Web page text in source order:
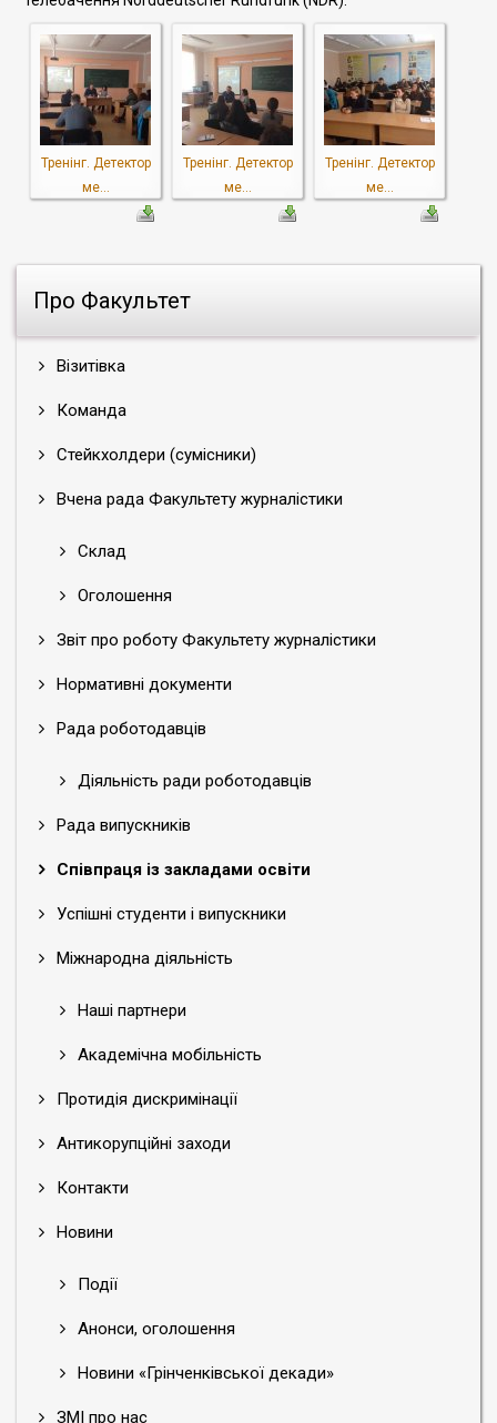
Про Факультет
Візитівка
Команда
Стейкхолдери (сумісники)
Вчена рада Факультету журналістики
Склад
Оголошення
Звіт про роботу Факультету журналістики
Нормативні документи
Рада роботодавців
Діяльність ради роботодавців
Рада випускників
Співпраця із закладами освіти
Успішні студенти і випускники
Міжнародна діяльність
Наші партнери
Академічна мобільність
Протидія дискримінації
Антикорупційні заходи
Контакти
Новини
Події
Анонси, оголошення
Новини «Грінченківської декади»
ЗМІ про нас
Тренінг. Детектор
ме...
Тренінг. Детектор
ме...
Тренінг. Детектор
ме...